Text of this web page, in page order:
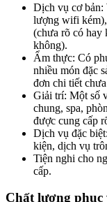
Dịch vụ cơ bản:
lượng wifi
(chưa rõ có hay
không).
Ẩm thực: Có
nhiều món đặc
đơn chi tiết
Giải trí: Một số
chung, spa,
được cung cấp
Dịch vụ đặc
kiện, dịch vụ
Tiện nghi cho
cấp.
Chất lượng